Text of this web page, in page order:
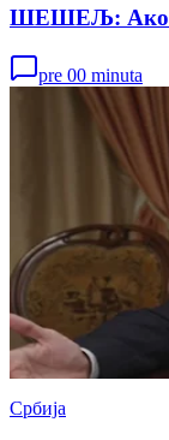
ШЕШЕЉ: Ако
pre 00 minuta
Србија